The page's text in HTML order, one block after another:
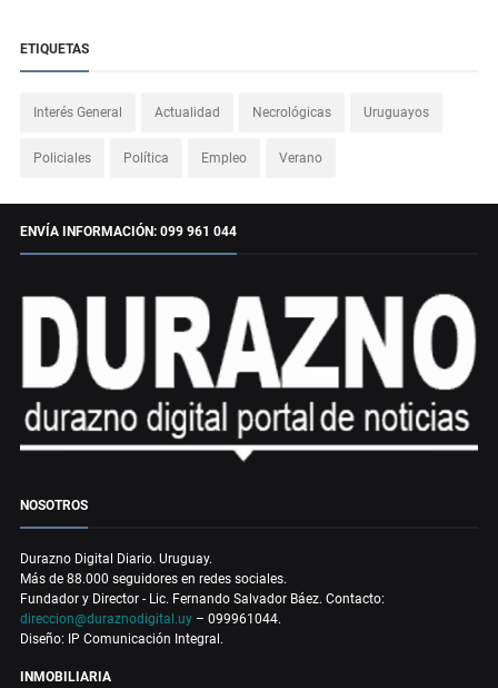
ETIQUETAS
Interés General Actualidad Necrológicas Uruguayos
Policiales Política Empleo Verano
ENVÍA INFORMACIÓN: 099 961 044
NOSOTROS
Durazno Digital Diario. Uruguay.
Más de 88.000 seguidores en redes sociales.
Fundador y Director - Lic. Fernando Salvador Báez. Contacto:
direccion@duraznodigital.uy – 099961044.
Diseño: IP Comunicación Integral.
INMOBILIARIA